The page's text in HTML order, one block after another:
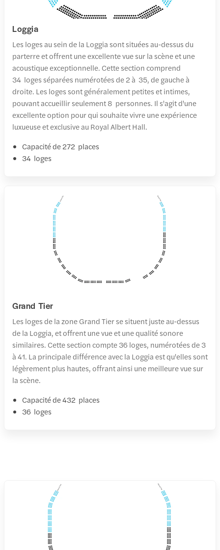
Loggia
Les loges au sein de la Loggia sont situées au-dessus du
parterre et offrent une excellente vue sur la scène et une
acoustique exceptionnelle. Cette section comprend
34 loges séparées numérotées de 2 à 35, de gauche à
droite. Les loges sont généralement petites et intimes,
pouvant accueillir seulement 8 personnes. Il s'agit d'une
excellente option pour qui souhaite vivre une expérience
luxueuse et exclusive au Royal Albert Hall.
Capacité de 272 places
34 loges
Grand Tier
Les loges de la zone Grand Tier se situent juste au-dessus
de la Loggia, et offrent une vue et une qualité sonore
similaires. Cette section compte 36 loges, numérotées de 3
à 41. La principale différence avec la Loggia est qu'elles sont
légèrement plus hautes, offrant ainsi une meilleure vue sur
la scène.
Capacité de 432 places
36 loges